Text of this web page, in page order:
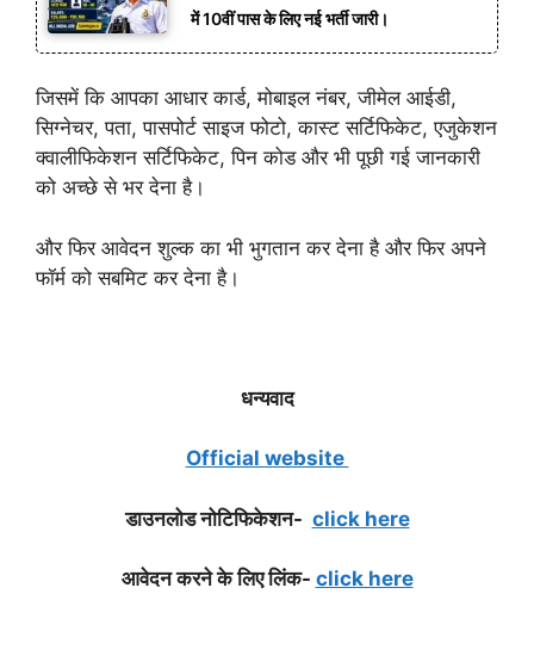
में 10वीं पास के लिए नई भर्ती जारी।
जिसमें कि आपका आधार कार्ड, मोबाइल नंबर, जीमेल आईडी,
सिग्नेचर, पता, पासपोर्ट साइज फोटो, कास्ट सर्टिफिकेट, एजुकेशन
क्वालीफिकेशन सर्टिफिकेट, पिन कोड और भी पूछी गई जानकारी
को अच्छे से भर देना है।
और फिर आवेदन शुल्क का भी भुगतान कर देना है और फिर अपने
फॉर्म को सबमिट कर देना है।
धन्यवाद
Official website
डाउनलोड नोटिफिकेशन- click here
आवेदन करने के लिए लिंक- click here